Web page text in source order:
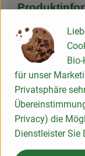
Herkunft
für unser
Privatsphäre
Privacy) die
Dienstleister Sie